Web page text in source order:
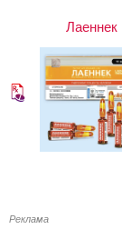
Лаеннек
Реклама